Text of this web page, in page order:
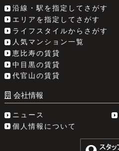
沿線・駅を指定してさがす
エリアを指定してさがす
ライフスタイルからさがす
人気マンション一覧
恵比寿の賃貸
中目黒の賃貸
代官山の賃貸
会社情報
ニュース
個人情報について